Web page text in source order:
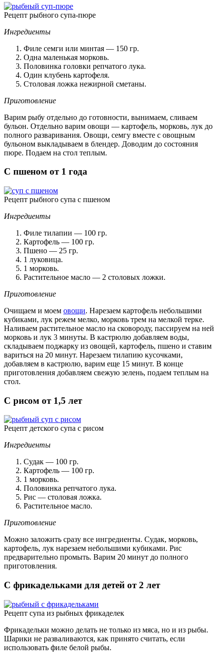
Рецепт рыбного супа-пюре
Ингредиенты
Филе семги или минтая — 150 гр.
Одна маленькая морковь.
Половинка головки репчатого лука.
Один клубень картофеля.
Столовая ложка нежирной сметаны.
Приготовление
Варим рыбу отдельно до готовности, вынимаем, сливаем
бульон. Отдельно варим овощи — картофель, морковь, лук до
полного разваривания. Овощи, семгу вместе с овощным
бульоном выкладываем в блендер. Доводим до состояния
пюре. Подаем на стол теплым.
С пшеном от 1 года
Рецепт рыбного супа с пшеном
Ингредиенты
Филе тилапии — 100 гр.
Картофель — 100 гр.
Пшено — 25 гр.
1 луковица.
1 морковь.
Растительное масло — 2 столовых ложки.
Приготовление
Очищаем и моем овощи. Нарезаем картофель небольшими
кубиками, лук режем мелко, морковь трем на мелкой терке.
Наливаем растительное масло на сковороду, пассируем на ней
морковь и лук 3 минуты. В кастрюлю добавляем воды,
складываем поджарку из овощей, картофель, пшено и ставим
вариться на 20 минут. Нарезаем тилапию кусочками,
добавляем в кастрюлю, варим еще 15 минут. В конце
приготовления добавляем свежую зелень, подаем теплым на
стол.
С рисом от 1,5 лет
Рецепт детского супа с рисом
Ингредиенты
Судак — 100 гр.
Картофель — 100 гр.
1 морковь.
Половинка репчатого лука.
Рис — столовая ложка.
Растительное масло.
Приготовление
Можно заложить сразу все ингредиенты. Судак, морковь,
картофель, лук нарезаем небольшими кубиками. Рис
предварительно промыть. Варим 20 минут до полного
приготовления.
С фрикадельками для детей от 2 лет
Рецепт супа из рыбных фрикаделек
Фрикадельки можно делать не только из мяса, но и из рыбы.
Шарики не разваливаются, как принято считать, если
использовать филе белой рыбы.